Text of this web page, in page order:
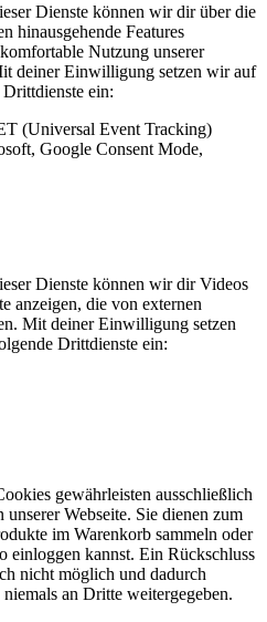
Dienste können wir dir über die
hinausgehende Features
Nutzung unserer
deiner Einwilligung setzen wir auf
ein:
(Universal Event Tracking)
Google Consent Mode,
Dienste können wir dir Videos
anzeigen, die von externen
Mit deiner Einwilligung setzen
Drittdienste ein:
gewährleisten ausschließlich
Webseite. Sie dienen zum
im Warenkorb sammeln oder
einloggen kannst. Ein Rückschluss
nicht möglich und dadurch
an Dritte weitergegeben.